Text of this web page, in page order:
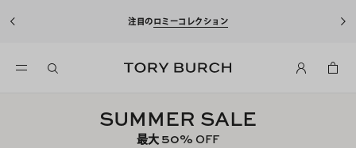
注目のロミーコレクション
SUMMER SALE
最大50% OFF